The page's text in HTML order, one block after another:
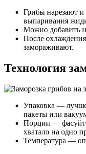
Грибы нарезают и
выпаривания
Можно добавить
После
замораживают.
Технология
Упаковка —
пакеты или
Порции —
хватало на одно
Температура —